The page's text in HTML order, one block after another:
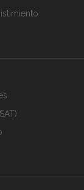
850 W,
AL CARRITO